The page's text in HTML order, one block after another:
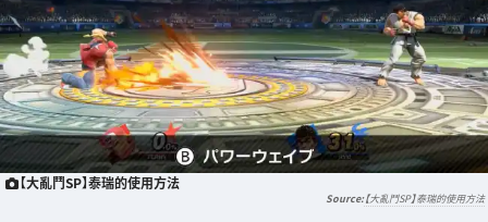
【大亂鬥SP】泰瑞的使用方法
【大亂鬥SP】泰瑞的使用方法